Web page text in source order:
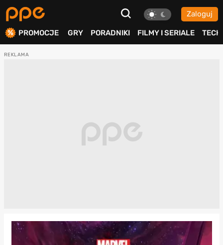
Zaloguj
PROMOCJE GRY PORADNIKI FILMY I SERIALE TECH